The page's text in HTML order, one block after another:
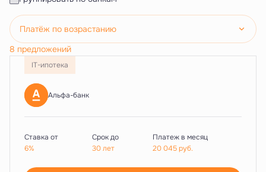
Платёж по возрастанию
8 предложений
IT-ипотека
Альфа-банк
Ставка от
6%
Срок до
30 лет
Платеж в месяц
20 045руб.